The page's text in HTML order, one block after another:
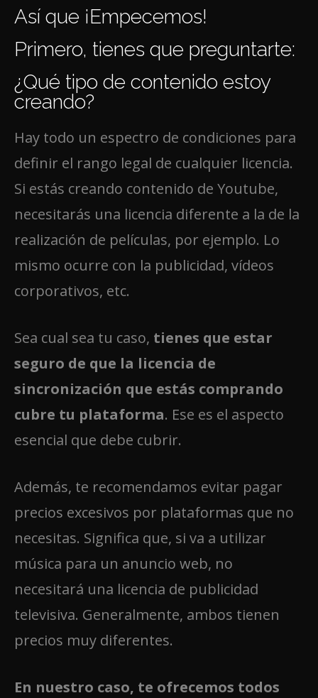
Así que ¡Empecemos!
Primero, tienes que preguntarte:
¿Qué tipo de contenido estoy
creando?
Hay todo un espectro de condiciones para
definir el rango legal de cualquier licencia.
Si estás creando contenido de Youtube,
necesitarás una licencia diferente a la de la
realización de películas, por ejemplo. Lo
mismo ocurre con la publicidad, vídeos
corporativos, etc.
Sea cual sea tu caso, tienes que estar
seguro de que la licencia de
sincronización que estás comprando
cubre tu plataforma. Ese es el aspecto
esencial que debe cubrir.
Además, te recomendamos evitar pagar
precios excesivos por plataformas que no
necesitas. Significa que, si va a utilizar
música para un anuncio web, no
necesitará una licencia de publicidad
televisiva. Generalmente, ambos tienen
precios muy diferentes.
En nuestro caso, te ofrecemos todos